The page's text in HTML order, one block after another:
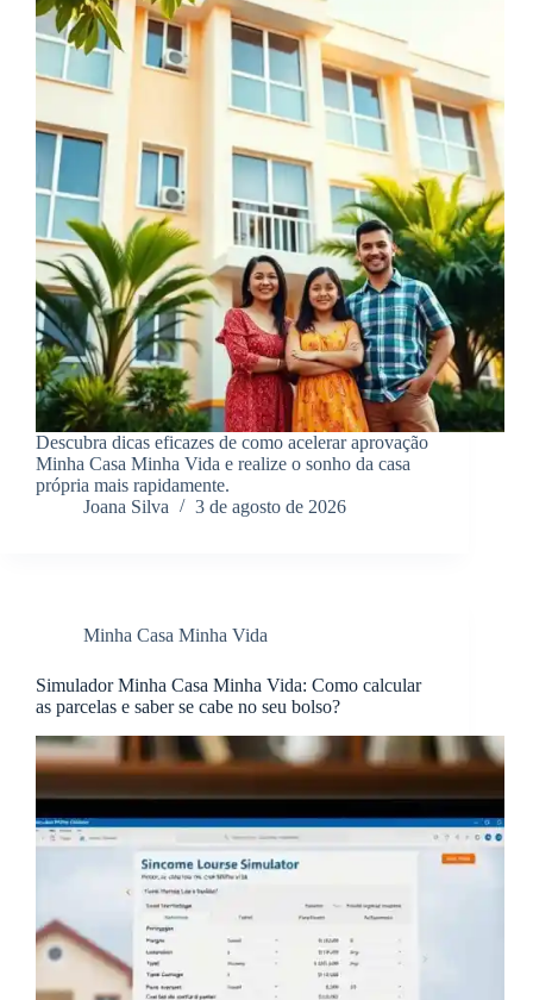
Descubra dicas eficazes de como acelerar aprovação
Minha Casa Minha Vida e realize o sonho da casa
própria mais rapidamente.
Joana Silva
3 de agosto de 2026
Minha Casa Minha Vida
Simulador Minha Casa Minha Vida: Como calcular
as parcelas e saber se cabe no seu bolso?